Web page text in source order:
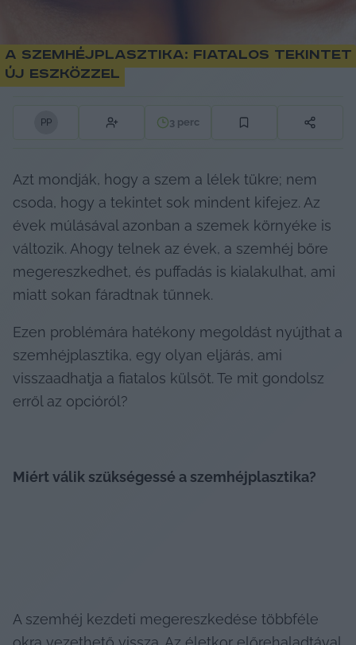
A szemhéjplasztika: fiatalos tekintet
új eszközzel
PP 3 perc
Azt mondják, hogy a szem a lélek tükre; nem
csoda, hogy a tekintet sok mindent kifejez. Az
évek múlásával azonban a szemek környéke is
változik. Ahogy telnek az évek, a szemhéj bőre
megereszkedhet, és puffadás is kialakulhat, ami
miatt sokan fáradtnak tűnnek.
Ezen problémára hatékony megoldást nyújthat a
szemhéjplasztika, egy olyan eljárás, ami
visszaadhatja a fiatalos külsőt. Te mit gondolsz
erről az opcióról?
Miért válik szükségessé a szemhéjplasztika?
A szemhéj kezdeti megereszkedése többféle